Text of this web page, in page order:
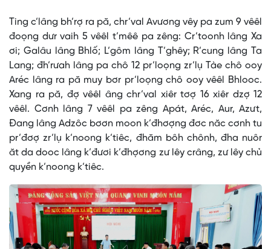
Ting c’lâng bh’rợ ra pă, chr’val Avương vêy pa zum 9 vêêl
đoọng dưr vaih 5 vêêl t’mêê pa zêng: Cr’toonh lâng Xa
ơi; Galâu lâng Bhlố; L’gôm lâng T’ghêy; R’cung lâng Ta
Lang; đh’rưah lâng pa chô 12 pr’loọng zr’lụ Tàe chô ooy
Aréc lâng ra pă muy bơr pr’loọng chô ooy vêêl Bhlooc.
Xang ra pă, đợ vêêl âng chr’val xiêr tơợ 16 xiêr dzợ 12
vêêl. Cơnh lâng 7 vêêl pa zêng Apát, Aréc, Aur, Azưt,
Đang lâng Adzôc bơơn moon k’đhơợng đơc năc cơnh tu
pr’đơợ zr’lụ k’noong k’tiêc, đhăm bôh chônh, đha nuôr
ăt da dooc lâng k’đươi k’đhợơng zư lêy crâng, zư lêy chủ
quyền k’noong k’tiêc.